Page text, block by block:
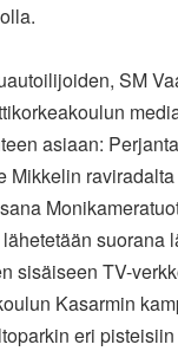
SM
asiaan:
Mikkelin
suorana
sisäiseen TV-
Kasarmin
eri